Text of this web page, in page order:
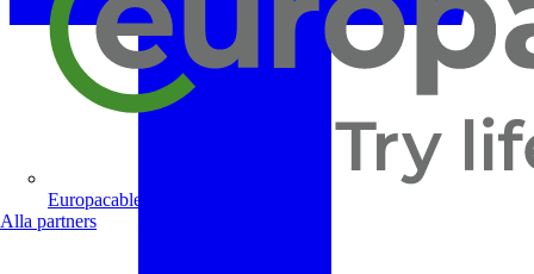
Europacable
Alla partners